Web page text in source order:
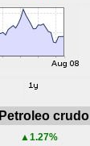
crudo
▲1.27%